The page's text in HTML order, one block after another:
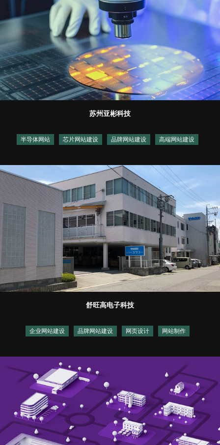
苏州亚彬科技
半导体网站 芯片网站建设 品牌网站建设 高端网站建设
舒旺高电子科技
企业网站建设 品牌网站建设 网页设计 网站制作